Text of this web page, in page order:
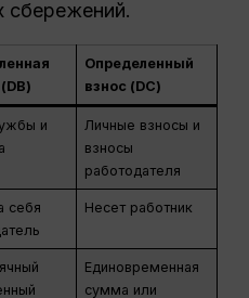
сбережений.
Определенный
взнос (DC)
и
Личные взносы и
взносы
работодателя
себя
Несет работник
Единовременная
сумма или